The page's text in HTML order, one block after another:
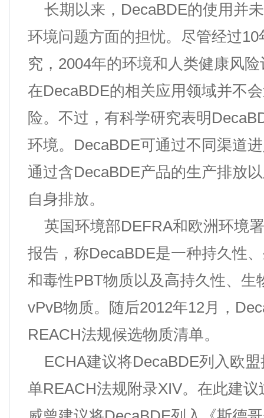
长期以来，DecaBDE的使用并
环境问题方面的担忧。尽管经过10
究，2004年的环境和人类健康风
在DecaBDE的相关应用领域并不
险。不过，有科学研究表明
环境。DecaBDE可通过不同渠道
通过含DecaBDE产品的生产排放
自身排放。
英国环境部DEFRA和欧洲环境
报告，称DecaBDE是一种持久性
和毒性PBT物质以及高持久性、生
vPvB物质。随后2012年12月，
REACH法规候选物质清单。
ECHA建议将DecaBDE列入欧盟
单REACH法规附录XIV。在此建议